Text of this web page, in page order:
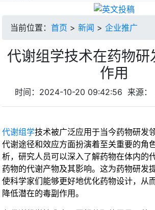
当前位置： 首页 > 新闻 > 企业推广
代谢组学技术在药物研
作用
时间：2024-10-20 09:42:56 来源
代谢组学技术被广泛应用于当今药物研发
代谢途径和效应方面扮演着至关重要的角
析，研究人员可以深入了解药物在体内的
药物的代谢产物及其影响。这为药物研发
使科学家们能够更好地优化药物设计，从
降低潜在的毒副作用。